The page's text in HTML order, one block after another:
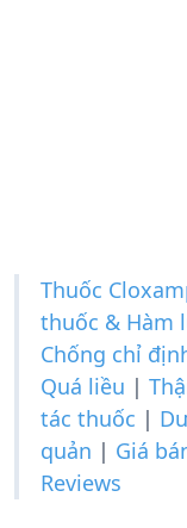
Thuốc
thuốc & Hàm
Chống chỉ
Quá liều |
tác thuốc |
quản | Giá
Reviews